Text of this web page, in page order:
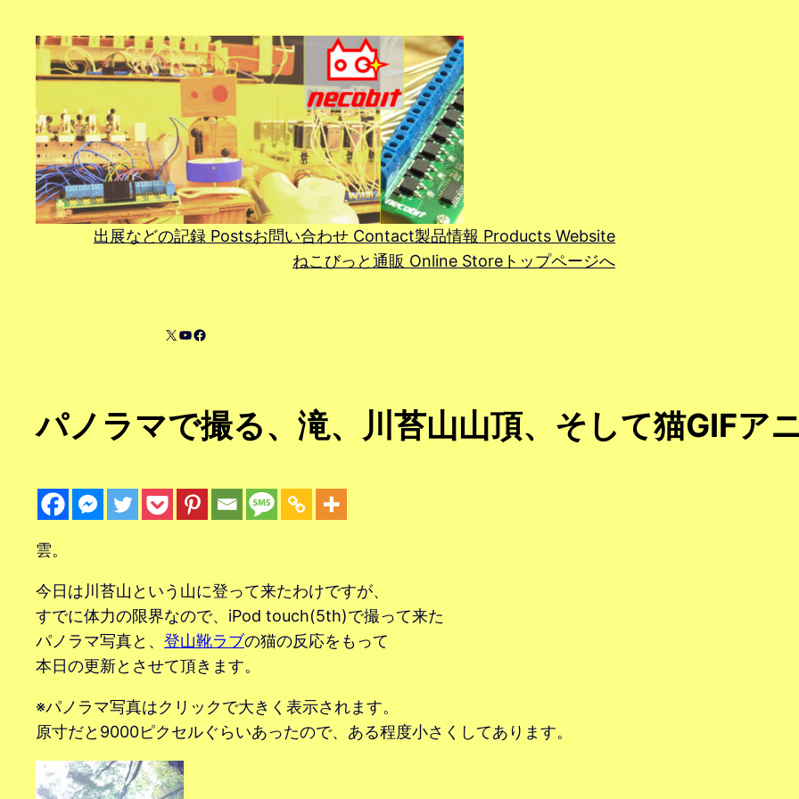
出展などの記録 Postsお問い合わせ Contact製品情報 Products Website
ねこびっと通販 Online Store トップページへ
X YouTube
Facebook
パノラマで撮る、滝、川苔山山頂、そして猫GIFア
雲。
今日は川苔山という山に登って来たわけですが、
すでに体力の限界なので、iPod touch(5th)で撮って来た
パノラマ写真と、 登山靴ラブの猫の反応をもって
本日の更新とさせて頂きます。
※パノラマ写真はクリックで大きく表示されます。
原寸だと9000ピクセルぐらいあったので、ある程度小さくしてあります。